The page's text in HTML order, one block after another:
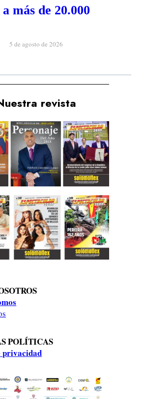
más de 20.000
5 de agosto de 2026
revista
POLÍTICAS
privacidad